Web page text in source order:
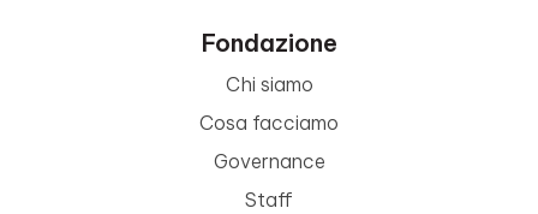
Fondazione
Chi siamo
Cosa facciamo
Governance
Staff